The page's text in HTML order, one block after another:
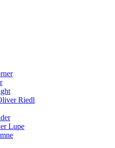
Riedl
Lupe